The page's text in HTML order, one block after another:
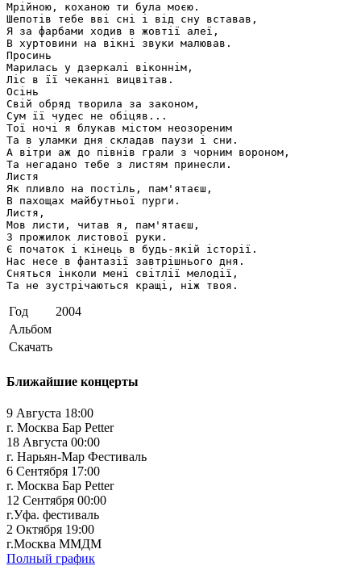
Мрiйною, коханою ти була моєю.
Шепотiв тебе ввi снi i вiд сну вставав,
Я за фарбами ходив в жовтiї алеї,
В хуртовини на вiкнi звуки малював.
Просинь
Марилась у дзеркалi вiконнiм,
Лiс в її чеканнi вицвiтав.
Осiнь
Свiй обряд творила за законом,
Сум її чудес не обiцяв...
Тої ночi я блукав мiстом неозореним
Та в уламки дня складав паузи i сни.
А вiтри аж до пiвнiв грали з чорним вороном,
Та негадано тебе з листям принесли.
Листя
Як пливло на постiль, пам'ятаєш,
В пахощах майбутньої пурги.
Листя,
Мов листи, читав я, пам'ятаєш,
З прожилок листової руки.
Є початок i кiнець в будь-якiй iсторiї.
Нас несе в фантазiї завтрiшнього дня.
Сняться iнколи менi свiтлiї мелодiї,
Та не зустрiчаються кращi, нiж твоя.
Год
2004
Альбом
Скачать
Ближайшие концерты
9 Августа 18:00
г. Москва Бар Petter
18 Августа 00:00
г. Нарьян-Мар Фестиваль
6 Сентября 17:00
г. Москва Бар Petter
12 Сентября 00:00
г.Уфа. фестиваль
2 Октября 19:00
г.Москва ММДМ
Полный график